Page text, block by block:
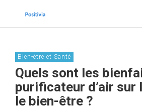
Bien-être et Santé
Quels sont les
purificateur d’air sur
le bien-être ?